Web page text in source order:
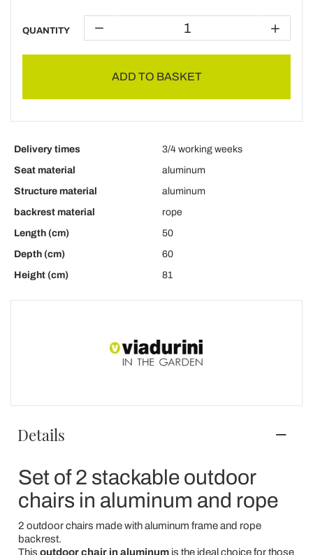
QUANTITY
ADD TO BASKET
Delivery times
3/4 working weeks
Seat material
aluminum
Structure material
aluminum
backrest material
rope
Length (cm)
50
Depth (cm)
60
Height (cm)
81
Details
Set of 2 stackable outdoor
chairs in aluminum and rope
2 outdoor chairs made with aluminum frame and rope
backrest.
This outdoor chair in aluminumis the ideal choice for those